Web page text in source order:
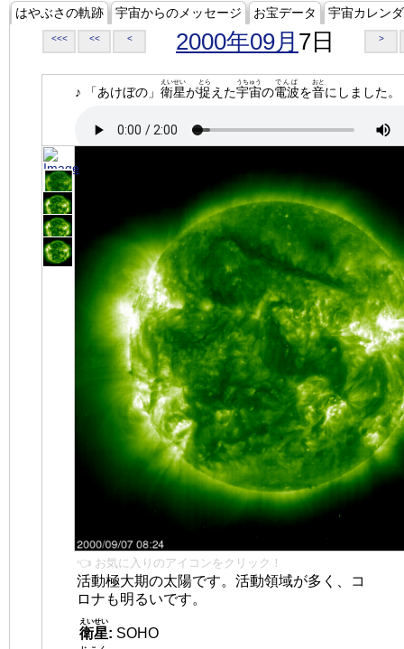
はやぶさの軌跡 宇宙からのメッセージ お宝データ 宇宙カレン
<<< << < 2000年09月 7日 >
♪ 「あけぼの」 衛星
えいせい
が捉
とら
えた宇宙
うちゅう
の電波
でんぱ
を音
おと
にしました。
👈 お気に入りのアイコンをクリック！
活動極大期の太陽です。活動領域が多く、コ
ロナも明るいです。
衛星
えいせい
: SOHO